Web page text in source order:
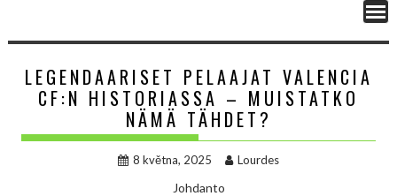
LEGENDAARISET PELAAJAT VALENCIA
CF:N HISTORIASSA – MUISTATKO
NÄMÄ TÄHDET?
8 května, 2025 Lourdes
Johdanto